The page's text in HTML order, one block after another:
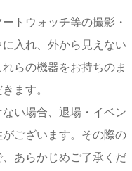
トウォッチ等の撮影・
入れ、外から見えない
らの機器をお持ちのま
ます。
い場合、退場・イベン
ございます。その際の
あらかじめご了承くだ